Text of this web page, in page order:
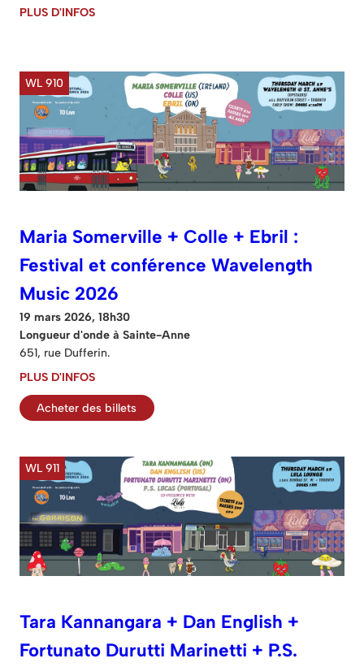
PLUS D'INFOS
WL 910
Maria Somerville + Colle + Ebril :
Festival et conférence Wavelength
Music 2026
19 mars 2026, 18h30
Longueur d'onde à Sainte-Anne
651, rue Dufferin.
PLUS D'INFOS
Acheter des billets
WL 911
Tara Kannangara + Dan English +
Fortunato Durutti Marinetti + P.S.